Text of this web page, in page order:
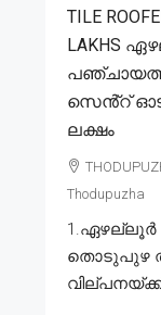
TILE
LAKHS
സെൻ്റ് ഓട്
ലക്ഷം
Thodupuzha
1.ഏഴല്ലൂർ
തൊടുപുഴ